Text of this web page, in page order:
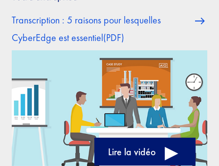
Lire la vidéo
Transcription : 5 raisons pour lesquelles
CyberEdge est essentiel(PDF)